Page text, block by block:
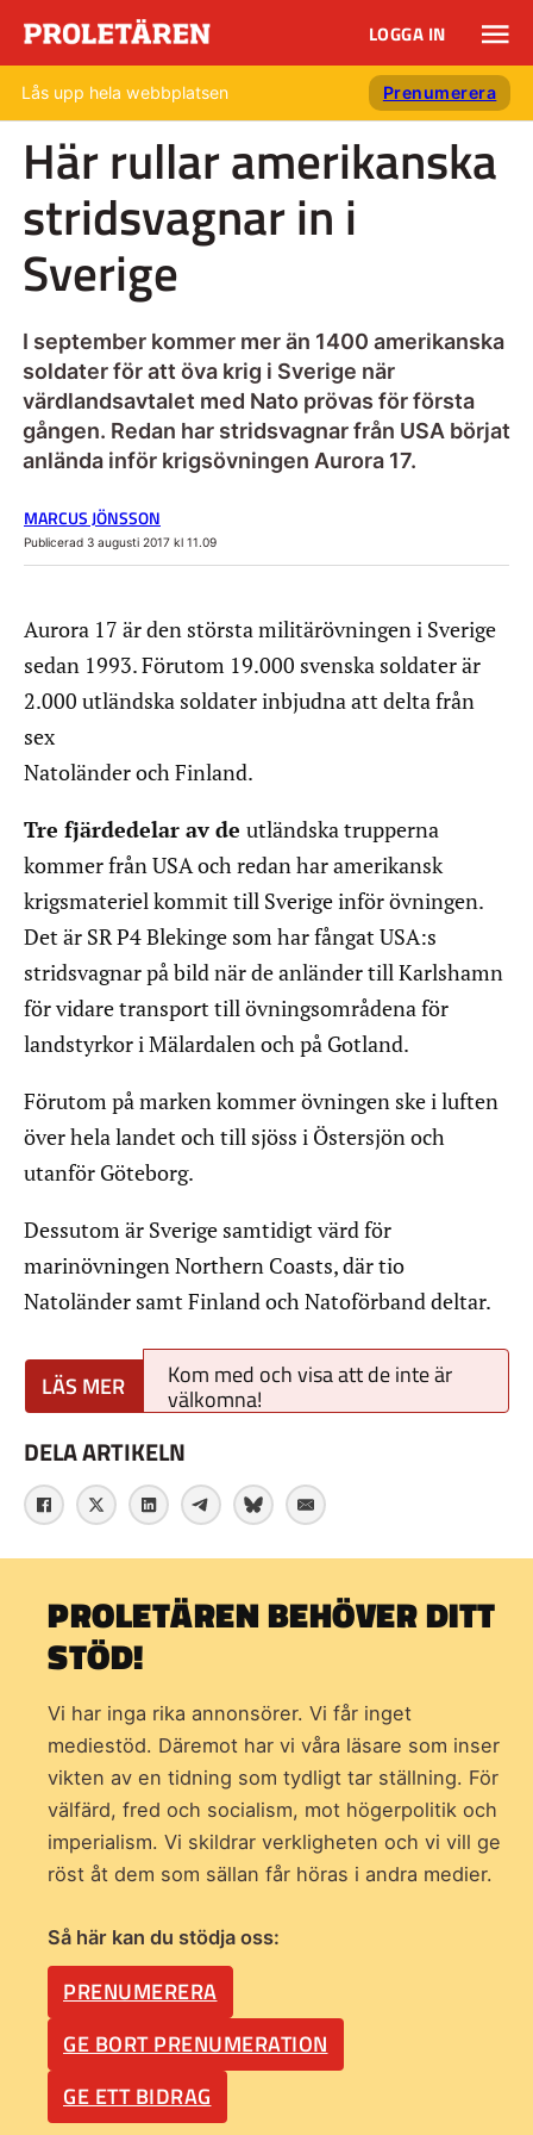
LOGGA IN
Lås upp hela webbplatsen Prenumerera
Här rullar amerikanska
stridsvagnar in i
Sverige
I september kommer mer än 1400 amerikanska
soldater för att öva krig i Sverige när
värdlandsavtalet med Nato prövas för första
gången. Redan har stridsvagnar från USA börjat
anlända inför krigsövningen Aurora 17.
MARCUS JÖNSSON
Publicerad 3 augusti 2017 kl 11.09
Aurora 17 är den största militärövningen i Sverige
sedan 1993. Förutom 19.000 svenska soldater är
2.000 utländska soldater inbjudna att delta från
sex
Natoländer och Finland.
Tre fjärdedelar av de utländska trupperna
kommer från USA och redan har amerikansk
krigsmateriel kommit till Sverige inför övningen.
Det är SR P4 Blekinge som har fångat USA:s
stridsvagnar på bild när de anländer till Karlshamn
för vidare transport till övningsområdena för
landstyrkor i Mälardalen och på Gotland.
Förutom på marken kommer övningen ske i luften
över hela landet och till sjöss i Östersjön och
utanför Göteborg.
Dessutom är Sverige samtidigt värd för
marinövningen Northern Coasts, där tio
Natoländer samt Finland och Natoförband deltar.
Kom med och visa att de inte är
välkomna!
DELA ARTIKELN
PROLETÄREN BEHÖVER DITT
STÖD!
Vi har inga rika annonsörer. Vi får inget
mediestöd. Däremot har vi våra läsare som inser
vikten av en tidning som tydligt tar ställning. För
välfärd, fred och socialism, mot högerpolitik och
imperialism. Vi skildrar verkligheten och vi vill ge
röst åt dem som sällan får höras i andra medier.
Så här kan du stödja oss:
PRENUMERERA
GE BORT PRENUMERATION
GE ETT BIDRAG